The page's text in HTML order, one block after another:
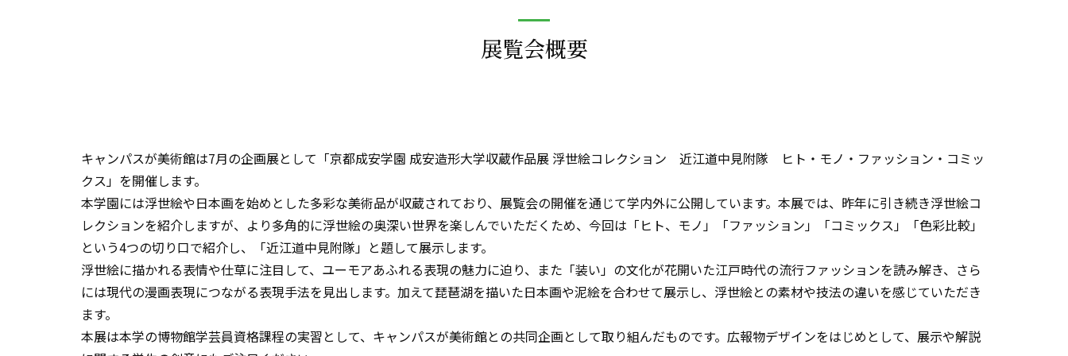
展覧会概要
キャンパスが美術館は7月の企画展として「京都成安学園 成安造形大学収蔵作品展 浮世絵コレクション 近江道中見附隊 ヒト・モノ・ファッション・コミッ
クス」を開催します。
本学園には浮世絵や日本画を始めとした多彩な美術品が収蔵されており、展覧会の開催を通じて学内外に公開しています。本展では、昨年に引き続き浮世絵コ
レクションを紹介しますが、より多角的に浮世絵の奥深い世界を楽しんでいただくため、今回は「ヒト、モノ」「ファッション」「コミックス」「色彩比較」
という4つの切り口で紹介し、「近江道中見附隊」と題して展示します。
浮世絵に描かれる表情や仕草に注目して、ユーモアあふれる表現の魅力に迫り、また「装い」の文化が花開いた江戸時代の流行ファッションを読み解き、さら
には現代の漫画表現につながる表現手法を見出します。加えて琵琶湖を描いた日本画や泥絵を合わせて展示し、浮世絵との素材や技法の違いを感じていただき
ます。
本展は本学の博物館学芸員資格課程の実習として、キャンパスが美術館との共同企画として取り組んだものです。広報物デザインをはじめとして、展示や解説